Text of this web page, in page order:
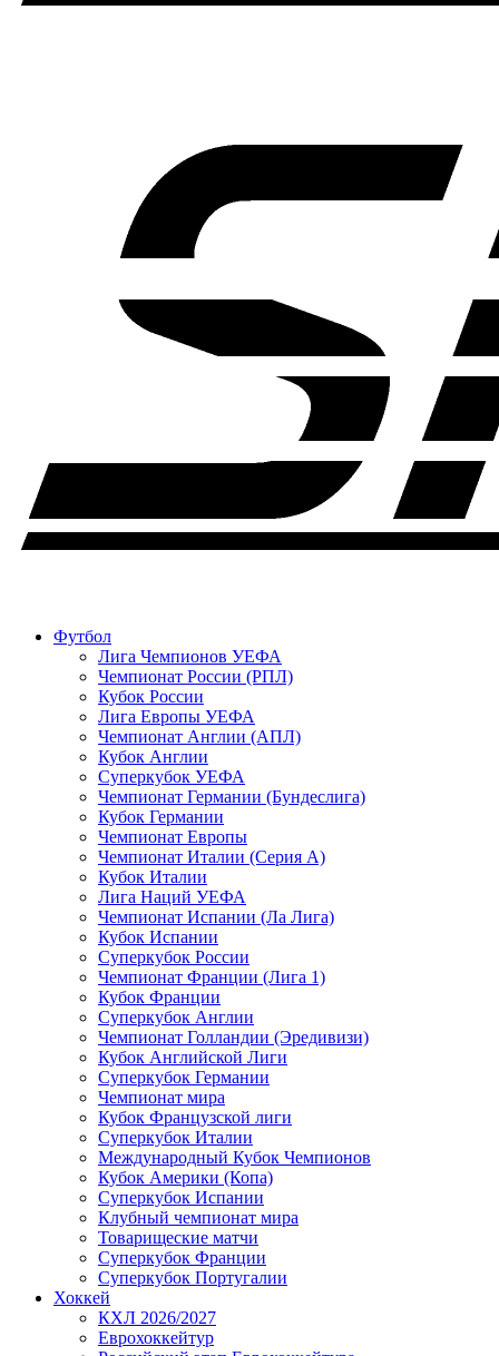
Футбол
Лига Чемпионов УЕФА
Чемпионат России (РПЛ)
Кубок России
Лига Европы УЕФА
Чемпионат Англии (АПЛ)
Кубок Англии
Суперкубок УЕФА
Чемпионат Германии (Бундеслига)
Кубок Германии
Чемпионат Европы
Чемпионат Италии (Серия А)
Кубок Италии
Лига Наций УЕФА
Чемпионат Испании (Ла Лига)
Кубок Испании
Суперкубок России
Чемпионат Франции (Лига 1)
Кубок Франции
Суперкубок Англии
Чемпионат Голландии (Эредивизи)
Кубок Английской Лиги
Суперкубок Германии
Чемпионат мира
Кубок Французской лиги
Суперкубок Италии
Международный Кубок Чемпионов
Кубок Америки (Копа)
Суперкубок Испании
Клубный чемпионат мира
Товарищеские матчи
Суперкубок Франции
Суперкубок Португалии
Хоккей
КХЛ 2026/2027
Еврохоккейтур